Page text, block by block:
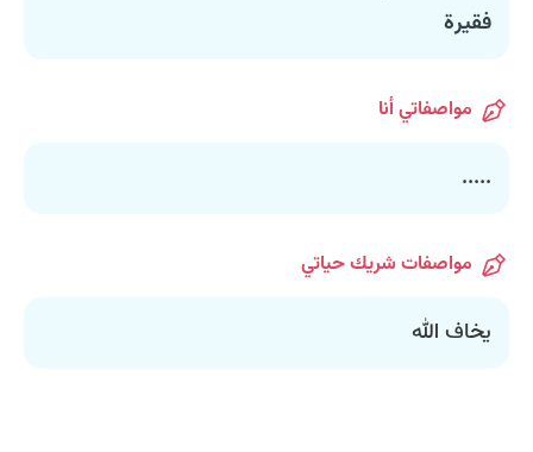
فقيرة
مواصفاتي أنا
.....
مواصفات شريك حياتي
يخاف الله